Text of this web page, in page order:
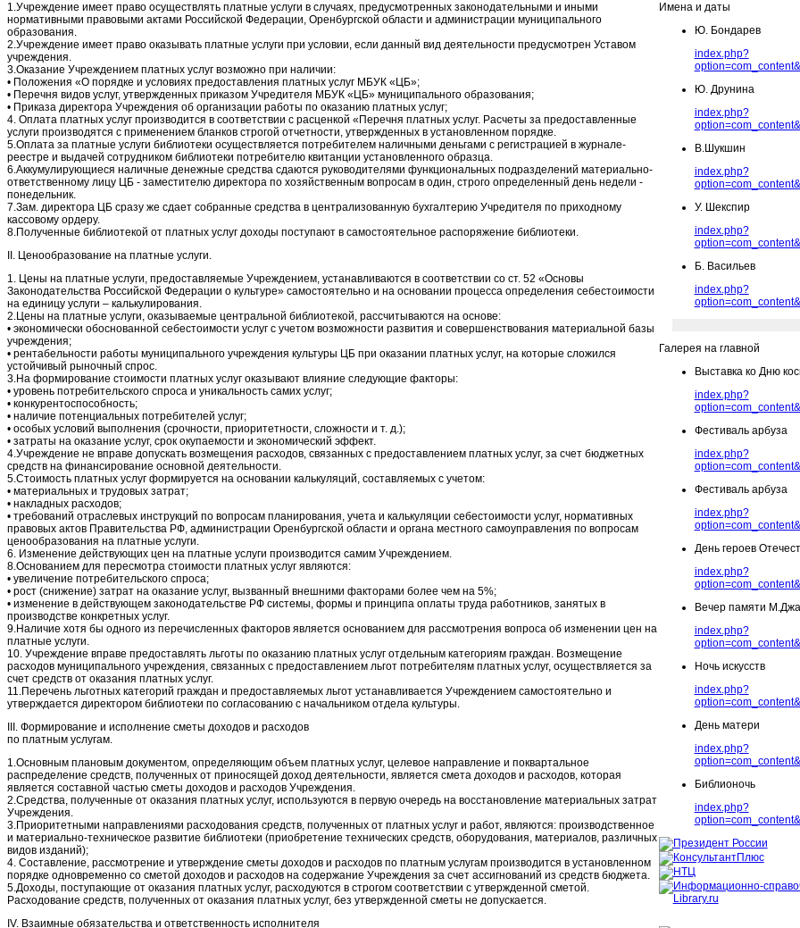
1.Учреждение имеет право осуществлять платные услуги в случаях, предусмотренных законодательными и иными
нормативными правовыми актами Российской Федерации, Оренбургской области и администрации муниципального
образования.
2.Учреждение имеет право оказывать платные услуги при условии, если данный вид деятельности предусмотрен Уставом
учреждения.
3.Оказание Учреждением платных услуг возможно при наличии:
• Положения «О порядке и условиях предоставления платных услуг МБУК «ЦБ»;
• Перечня видов услуг, утвержденных приказом Учредителя МБУК «ЦБ» муниципального образования;
• Приказа директора Учреждения об организации работы по оказанию платных услуг;
4. Оплата платных услуг производится в соответствии с расценкой «Перечня платных услуг. Расчеты за предоставленные
услуги производятся с применением бланков строгой отчетности, утвержденных в установленном порядке.
5.Оплата за платные услуги библиотеки осуществляется потребителем наличными деньгами с регистрацией в журнале-
реестре и выдачей сотрудником библиотеки потребителю квитанции установленного образца.
6.Аккумулирующиеся наличные денежные средства сдаются руководителями функциональных подразделений материально-
ответственному лицу ЦБ - заместителю директора по хозяйственным вопросам в один, строго определенный день недели -
понедельник.
7.Зам. директора ЦБ сразу же сдает собранные средства в централизованную бухгалтерию Учредителя по приходному
кассовому ордеру.
8.Полученные библиотекой от платных услуг доходы поступают в самостоятельное распоряжение библиотеки.
II. Ценообразование на платные услуги.
1. Цены на платные услуги, предоставляемые Учреждением, устанавливаются в соответствии со ст. 52 «Основы
Законодательства Российской Федерации о культуре» самостоятельно и на основании процесса определения себестоимости
на единицу услуги – калькулирования.
2.Цены на платные услуги, оказываемые центральной библиотекой, рассчитываются на основе:
• экономически обоснованной себестоимости услуг с учетом возможности развития и совершенствования материальной базы
учреждения;
• рентабельности работы муниципального учреждения культуры ЦБ при оказании платных услуг, на которые сложился
устойчивый рыночный спрос.
3.На формирование стоимости платных услуг оказывают влияние следующие факторы:
• уровень потребительского спроса и уникальность самих услуг;
• конкурентоспособность;
• наличие потенциальных потребителей услуг;
• особых условий выполнения (срочности, приоритетности, сложности и т. д.);
• затраты на оказание услуг, срок окупаемости и экономический эффект.
4.Учреждение не вправе допускать возмещения расходов, связанных с предоставлением платных услуг, за счет бюджетных
средств на финансирование основной деятельности.
5.Стоимость платных услуг формируется на основании калькуляций, составляемых с учетом:
• материальных и трудовых затрат;
• накладных расходов;
• требований отраслевых инструкций по вопросам планирования, учета и калькуляции себестоимости услуг, нормативных
правовых актов Правительства РФ, администрации Оренбургской области и органа местного самоуправления по вопросам
ценообразования на платные услуги.
6. Изменение действующих цен на платные услуги производится самим Учреждением.
8.Основанием для пересмотра стоимости платных услуг являются:
• увеличение потребительского спроса;
• рост (снижение) затрат на оказание услуг, вызванный внешними факторами более чем на 5%;
• изменение в действующем законодательстве РФ системы, формы и принципа оплаты труда работников, занятых в
производстве конкретных услуг.
9.Наличие хотя бы одного из перечисленных факторов является основанием для рассмотрения вопроса об изменении цен на
платные услуги.
10. Учреждение вправе предоставлять льготы по оказанию платных услуг отдельным категориям граждан. Возмещение
расходов муниципального учреждения, связанных с предоставлением льгот потребителям платных услуг, осуществляется за
счет средств от оказания платных услуг.
11.Перечень льготных категорий граждан и предоставляемых льгот устанавливается Учреждением самостоятельно и
утверждается директором библиотеки по согласованию с начальником отдела культуры.
III. Формирование и исполнение сметы доходов и расходов
по платным услугам.
1.Основным плановым документом, определяющим объем платных услуг, целевое направление и поквартальное
распределение средств, полученных от приносящей доход деятельности, является смета доходов и расходов, которая
является составной частью сметы доходов и расходов Учреждения.
2.Средства, полученные от оказания платных услуг, используются в первую очередь на восстановление материальных затрат
Учреждения.
3.Приоритетными направлениями расходования средств, полученных от платных услуг и работ, являются: производственное
и материально-техническое развитие библиотеки (приобретение технических средств, оборудования, материалов, различных
видов изданий);
4. Составление, рассмотрение и утверждение сметы доходов и расходов по платным услугам производится в установленном
порядке одновременно со сметой доходов и расходов на содержание Учреждения за счет ассигнований из средств бюджета.
5.Доходы, поступающие от оказания платных услуг, расходуются в строгом соответствии с утвержденной сметой.
Расходование средств, полученных от оказания платных услуг, без утвержденной сметы не допускается.
IV. Взаимные обязательства и ответственность исполнителя
Имена и даты
Ю. Бондарев
index.php?
Ю. Друнина
index.php?
В.Шукшин
index.php?
У. Шекспир
index.php?
Б. Васильев
index.php?
Галерея на главной
Выставка ко Дню
index.php?
Фестиваль арбуза
index.php?
Фестиваль арбуза
index.php?
День героев
index.php?
Вечер памяти
index.php?
Ночь искусств
index.php?
День матери
index.php?
Библионочь
index.php?